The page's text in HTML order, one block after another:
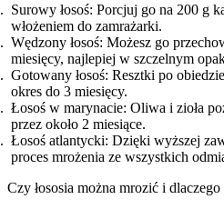
Surowy łosoś: Porcjuj go na 200 g
włożeniem do zamrażarki.
Wędzony łosoś: Możesz go
miesięcy, najlepiej w szczelnym
Gotowany łosoś: Resztki po
okres do 3 miesięcy.
Łosoś w marynacie: Oliwa i zioła
przez około 2 miesiące.
Łosoś atlantycki: Dzięki wyższej
proces mrożenia ze wszystkich
Czy łososia można mrozić i